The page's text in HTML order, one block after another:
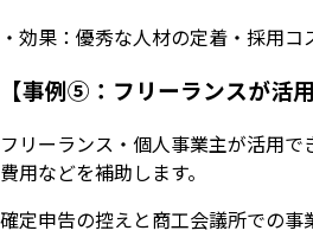
・効果：優秀な人材の定着・採用コ
【事例⑤：フリーランスが活
フリーランス・個人事業主が活用
費用などを補助します。
確定申告の控えと商工会議所での